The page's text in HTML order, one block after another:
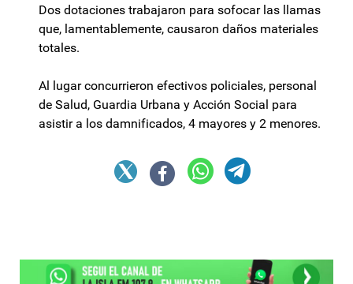
Dos dotaciones trabajaron para sofocar las llamas
que, lamentablemente, causaron daños materiales
totales.
Al lugar concurrieron efectivos policiales, personal
de Salud, Guardia Urbana y Acción Social para
asistir a los damnificados, 4 mayores y 2 menores.